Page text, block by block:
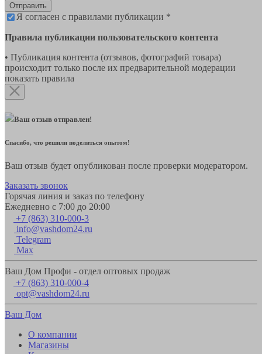
Отправить
Я согласен с правилами публикации *
Правила публикации пользовательского контента
• Публикация контента (отзывов, фотографий товара)
происходит только после их предварительной модерации
показать правила
Ваш отзыв отправлен!
Спасибо, что решили поделиться опытом!
Ваш отзыв будет опубликован после проверки модератором.
Заказать звонок
Горячая линия и заказ по телефону
Ежедневно с 7:00 до 20:00
+7 (863) 310-000-3
info@vashdom24.ru
Telegram
Max
Ваш Дом Профи - отдел оптовых продаж
+7 (863) 310-000-4
opt@vashdom24.ru
Ваш Дом
О компании
Магазины